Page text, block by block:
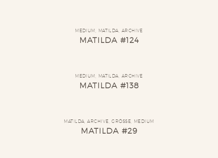
MEDIUM MATILDA ARCHIVE
MATILDA #124
MEDIUM MATILDA ARCHIVE
MATILDA #138
MATILDA ,ARCHIVE ,GRÖSSE MEDIUM
MATILDA #29